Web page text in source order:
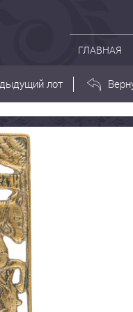
ГЛАВНАЯ
лот